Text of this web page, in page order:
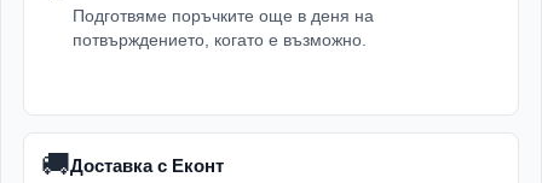
Подготвяме поръчките още в деня на
потвърждението, когато е възможно.
🚚Доставка с Еконт